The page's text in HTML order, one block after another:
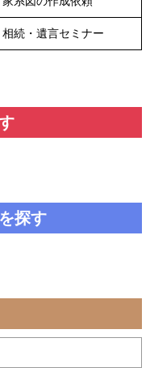
相続・遺言セミナー
探す